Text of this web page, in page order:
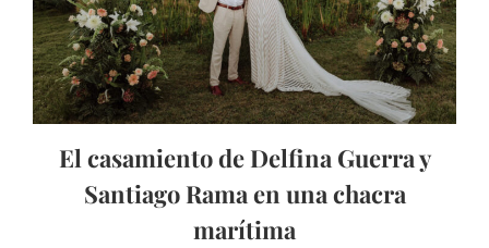
El casamiento de Delfina Guerra y
Santiago Rama en una chacra
marítima